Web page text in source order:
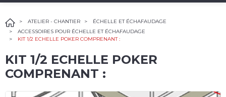
ATELIER - CHANTIER
ÉCHELLE ET ÉCHAFAUDAGE
ACCESSOIRES POUR ÉCHELLE ET ÉCHAFAUDAGE
KIT 1/2 ECHELLE POKER COMPRENANT :
KIT 1/2 ECHELLE POKER
COMPRENANT :